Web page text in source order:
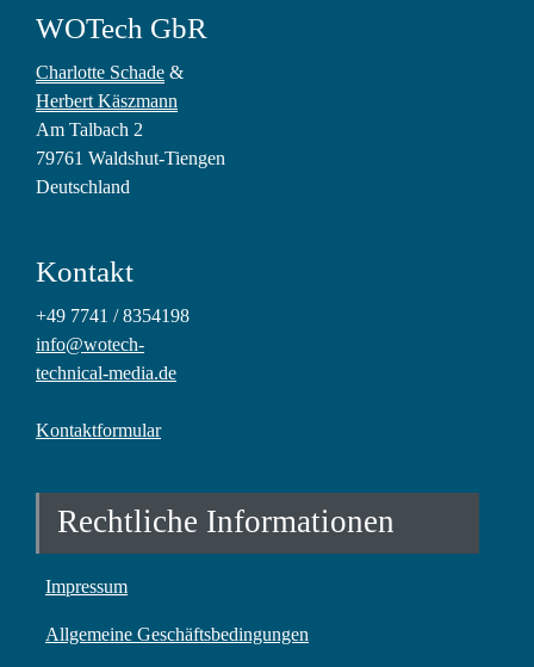
WOTech GbR
Charlotte Schade &
Herbert Käszmann
Am Talbach 2
79761 Waldshut-Tiengen
Deutschland
Kontakt
+49 7741 / 8354198
info@wotech-
technical-media.de
Kontaktformular
Rechtliche Informationen
Impressum
Allgemeine Geschäftsbedingungen